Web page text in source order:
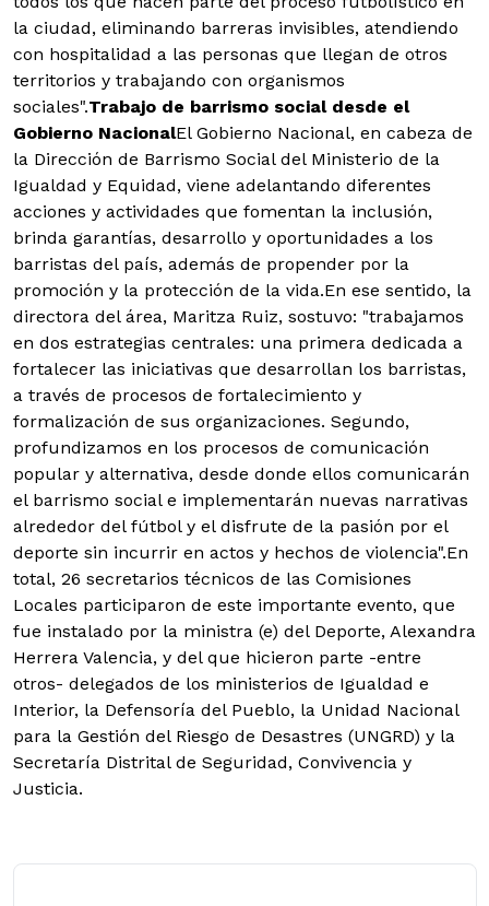
la ciudad, eliminando barreras invisibles, atendiendo
con hospitalidad a las personas que llegan de otros
territorios y trabajando con organismos
sociales".Trabajo de barrismo social desde el
Gobierno NacionalEl Gobierno Nacional, en cabeza de
la Dirección de Barrismo Social del Ministerio de la
Igualdad y Equidad, viene adelantando diferentes
acciones y actividades que fomentan la inclusión,
brinda garantías, desarrollo y oportunidades a los
barristas del país, además de propender por la
promoción y la protección de la vida.En ese sentido, la
directora del área, Maritza Ruiz, sostuvo: "trabajamos
en dos estrategias centrales: una primera dedicada a
fortalecer las iniciativas que desarrollan los barristas,
a través de procesos de fortalecimiento y
formalización de sus organizaciones. Segundo,
profundizamos en los procesos de comunicación
popular y alternativa, desde donde ellos comunicarán
el barrismo social e implementarán nuevas narrativas
alrededor del fútbol y el disfrute de la pasión por el
deporte sin incurrir en actos y hechos de violencia".En
total, 26 secretarios técnicos de las Comisiones
Locales participaron de este importante evento, que
fue instalado por la ministra (e) del Deporte, Alexandra
Herrera Valencia, y del que hicieron parte -entre
otros- delegados de los ministerios de Igualdad e
Interior, la Defensoría del Pueblo, la Unidad Nacional
para la Gestión del Riesgo de Desastres (UNGRD) y la
Secretaría Distrital de Seguridad, Convivencia y
Justicia.